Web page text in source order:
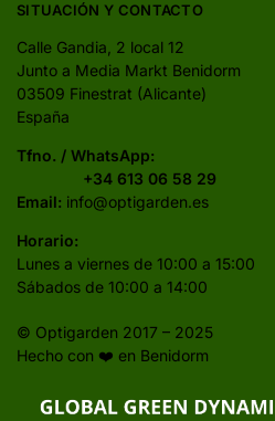
SITUACIÓN Y CONTACTO
Calle Gandia, 2 local 12
Junto a Media Markt Benidorm
03509 Finestrat (Alicante)
España
Tfno. / WhatsApp:
+34 613 06 58 29
Email: info@optigarden.es
Horario:
Lunes a viernes de 10:00 a 15:00
Sábados de 10:00 a 14:00
© Optigarden 2017 – 2025
Hecho con ❤️ en Benidorm